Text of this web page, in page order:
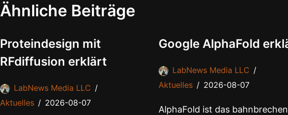
Ähnliche Beiträge
Proteindesign mit
RFdiffusion erklärt
LabNews Media LLC
Aktuelles
2026-08-07
Google AlphaFold
LabNews Media LLC
Aktuelles
2026-08-07
AlphaFold ist das